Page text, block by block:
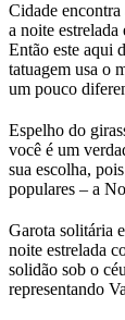
Cidade
a noite estrelada
Então este aqui
tatuagem usa o
um pouco
Espelho do
você é um
sua escolha,
populares – a
Garota solitária
noite estrelada
solidão sob o
representando